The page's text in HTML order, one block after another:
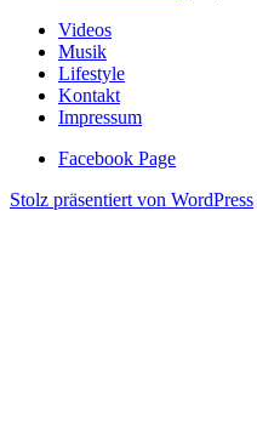
Videos
Musik
Lifestyle
Kontakt
Impressum
Facebook Page
Stolz präsentiert von WordPress